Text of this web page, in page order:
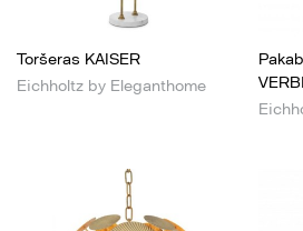
Toršeras KAISER
Eichholtz by Eleganthome